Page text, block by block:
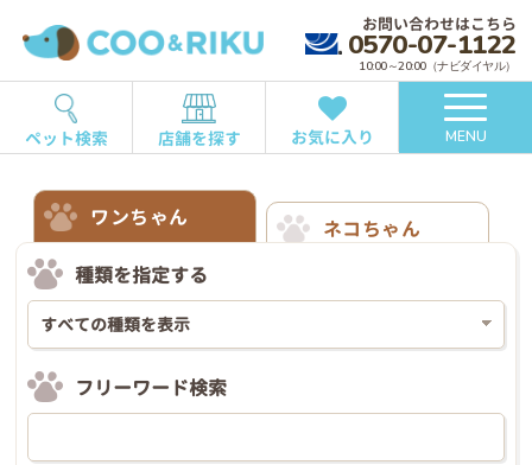
お問い合わせはこちら
0570-07-1122
10:00～20:00（ナビダイヤル）
ペット検索 店舗を探す お気に入り MENU
ワンちゃん
ネコちゃん
種類を指定する
フリーワード検索